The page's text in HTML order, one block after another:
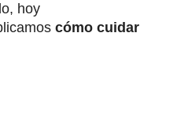
hoy
cómo cuidar